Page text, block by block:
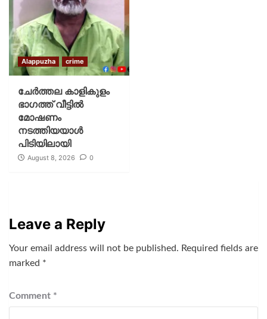
Alappuzha crime
ചേർത്തല കാളികുളം
ഭാഗത്ത് വീട്ടിൽ
മോഷണം
നടത്തിയയാൾ
പിടിയിലായി
August 8, 2026 0
Leave a Reply
Your email address will not be published. Required fields are
marked *
Comment *